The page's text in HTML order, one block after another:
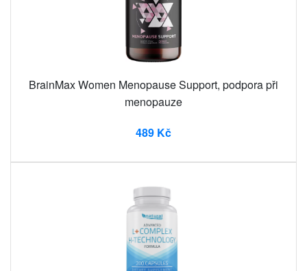
BrainMax Women Menopause Support, podpora při
menopauze
489 Kč